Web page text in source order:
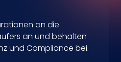
an die
an und behalten
und Compliance bei.